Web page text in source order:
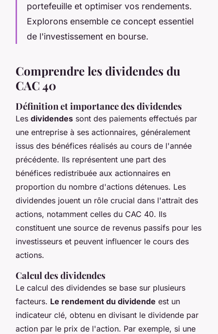
portefeuille et optimiser vos rendements.
Explorons ensemble ce concept essentiel
de l'investissement en bourse.
Comprendre les dividendes du
CAC 40
Définition et importance des dividendes
Les dividendes sont des paiements effectués par
une entreprise à ses actionnaires, généralement
issus des bénéfices réalisés au cours de l'année
précédente. Ils représentent une part des
bénéfices redistribuée aux actionnaires en
proportion du nombre d'actions détenues. Les
dividendes jouent un rôle crucial dans l'attrait des
actions, notamment celles du CAC 40. Ils
constituent une source de revenus passifs pour les
investisseurs et peuvent influencer le cours des
actions.
Calcul des dividendes
Le calcul des dividendes se base sur plusieurs
facteurs. Le rendement du dividende est un
indicateur clé, obtenu en divisant le dividende par
action par le prix de l'action. Par exemple, si une